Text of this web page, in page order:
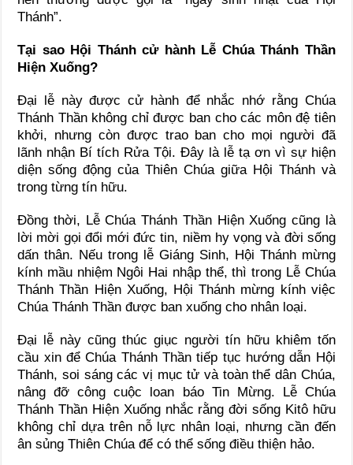
Thánh”.
Tại sao Hội Thánh cử hành Lễ Chúa Thánh Thần
Hiện Xuống?
Đại lễ này được cử hành để nhắc nhớ rằng Chúa
Thánh Thần không chỉ được ban cho các môn đệ tiên
khởi, nhưng còn được trao ban cho mọi người đã
lãnh nhận Bí tích Rửa Tội. Đây là lễ tạ ơn vì sự hiện
diện sống động của Thiên Chúa giữa Hội Thánh và
trong từng tín hữu.
Đồng thời, Lễ Chúa Thánh Thần Hiện Xuống cũng là
lời mời gọi đổi mới đức tin, niềm hy vọng và đời sống
dấn thân. Nếu trong lễ Giáng Sinh, Hội Thánh mừng
kính mầu nhiệm Ngôi Hai nhập thể, thì trong Lễ Chúa
Thánh Thần Hiện Xuống, Hội Thánh mừng kính việc
Chúa Thánh Thần được ban xuống cho nhân loại.
Đại lễ này cũng thúc giục người tín hữu khiêm tốn
cầu xin để Chúa Thánh Thần tiếp tục hướng dẫn Hội
Thánh, soi sáng các vị mục tử và toàn thể dân Chúa,
nâng đỡ công cuộc loan báo Tin Mừng. Lễ Chúa
Thánh Thần Hiện Xuống nhắc rằng đời sống Kitô hữu
không chỉ dựa trên nỗ lực nhân loại, nhưng cần đến
ân sủng Thiên Chúa để có thể sống điều thiện hảo.